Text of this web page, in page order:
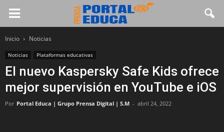
Inicio Noticias
Noticias Plataformas educativas
El nuevo Kaspersky Safe Kids ofrece
mejor supervisión en YouTube e iOS
Por Portal Educa | Grupo Prensa Digital | S.M - abril 24, 2022